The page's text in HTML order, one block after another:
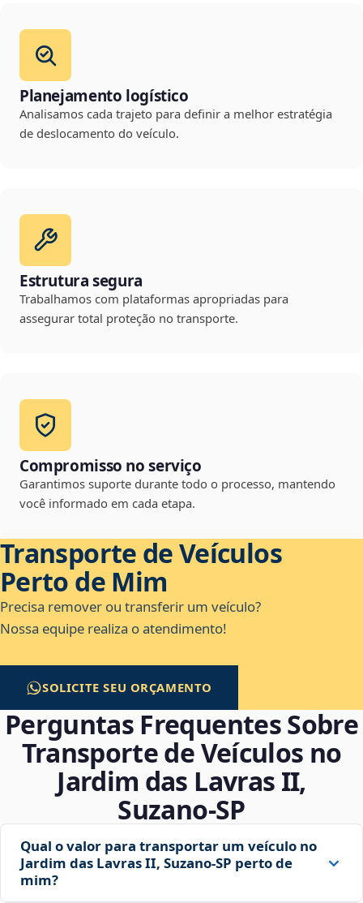
Planejamento logístico
Analisamos cada trajeto para definir a melhor estratégia
de deslocamento do veículo.
Estrutura segura
Trabalhamos com plataformas apropriadas para
assegurar total proteção no transporte.
Compromisso no serviço
Garantimos suporte durante todo o processo, mantendo
você informado em cada etapa.
Transporte de Veículos
Perto de Mim
Precisa remover ou transferir um veículo?
Nossa equipe realiza o atendimento!
SOLICITE SEU ORÇAMENTO
Perguntas Frequentes Sobre
Transporte de Veículos no
Jardim das Lavras II,
Suzano‑SP
Qual o valor para transportar um veículo no
Jardim das Lavras II, Suzano‑SP perto de
mim?